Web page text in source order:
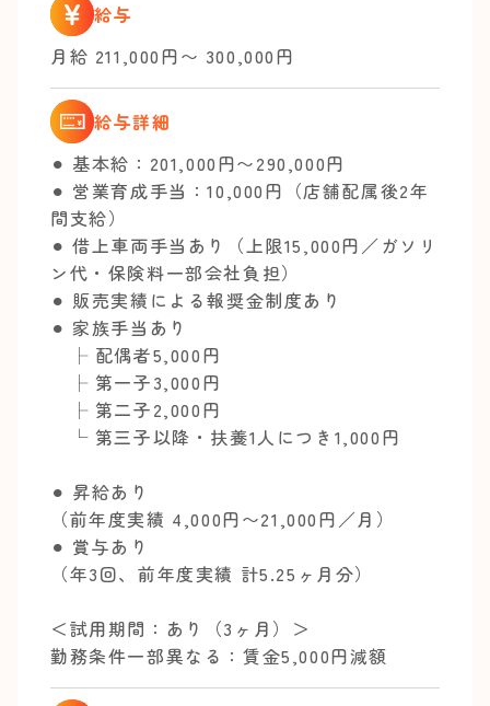
給与
月給 211,000円〜 300,000円
給与詳細
⚫︎ 基本給：201,000円〜290,000円
⚫︎ 営業育成手当：10,000円（店舗配属後2年
間支給）
⚫︎ 借上車両手当あり（上限15,000円／ガソリ
ン代・保険料一部会社負担）
⚫︎ 販売実績による報奨金制度あり
⚫︎ 家族手当あり
├ 配偶者5,000円
├ 第一子3,000円
├ 第二子2,000円
└ 第三子以降・扶養1人につき1,000円
⚫︎ 昇給あり
（前年度実績 4,000円〜21,000円／月）
⚫︎ 賞与あり
（年3回、前年度実績 計5.25ヶ月分）
＜試用期間：あり（3ヶ月）＞
勤務条件一部異なる：賃金5,000円減額